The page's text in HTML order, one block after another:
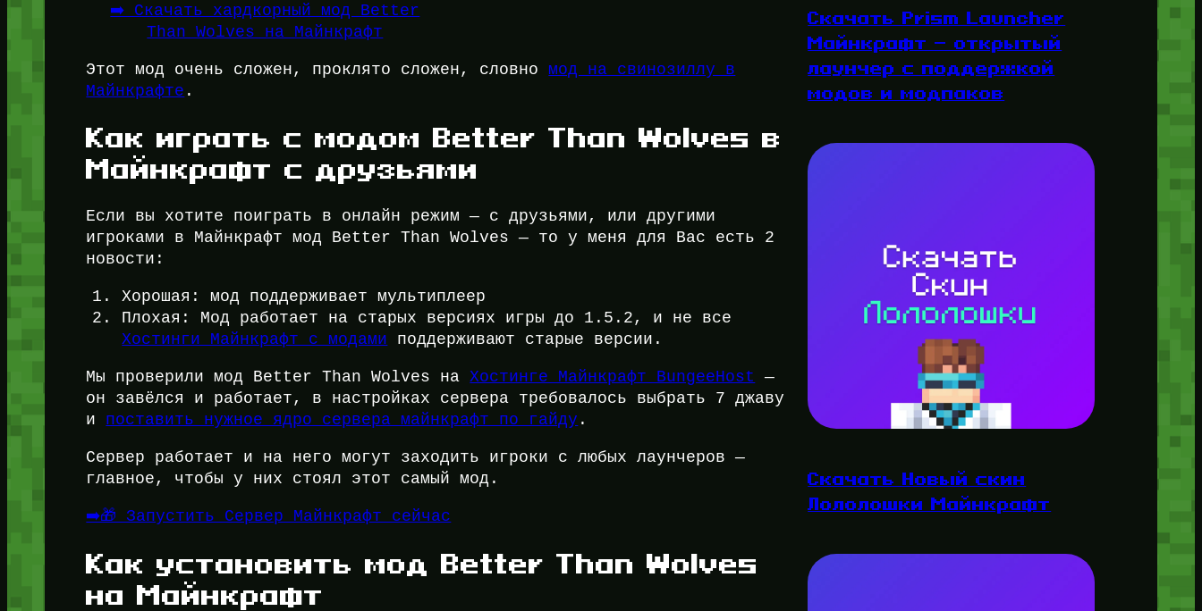
➡️ Скачать хардкорный мод Better
Than Wolves на Майнкрафт
Этот мод очень сложен, проклято сложен, словномод на свинозиллу в
Майнкрафте .
Как играть с модом Better Than Wolves в
Майнкрафт с друзьями
Если вы хотите поиграть в онлайн режим — с друзьями, или другими
игроками в Майнкрафт мод Better Than Wolves — то у меня для Вас есть 2
новости:
Хорошая: мод поддерживает мультиплеер
Плохая: Мод работает на старых версиях игры до 1.5.2, и не все
Хостинги Майнкрафт с модами поддерживают старые версии.
Мы проверили мод Better Than Wolves наХостинге Майнкрафт BungeeHost
—
он завёлся и работает, в настройках сервера требовалось выбрать 7 джаву
и поставить нужное ядро сервера майнкрафт по гайду .
Сервер работает и на него могут заходить игроки с любых лаунчеров —
главное, чтобы у них стоял этот самый мод.
➡️🎁 Запустить Сервер Майнкрафт сейчас
Как установить мод Better Than Wolves
на Майнкрафт
Скачать Prism Launcher
Майнкрафт — открытый
лаунчер с поддержкой
модов и модпаков
Скачать Новый скин
Лололошки Майнкрафт